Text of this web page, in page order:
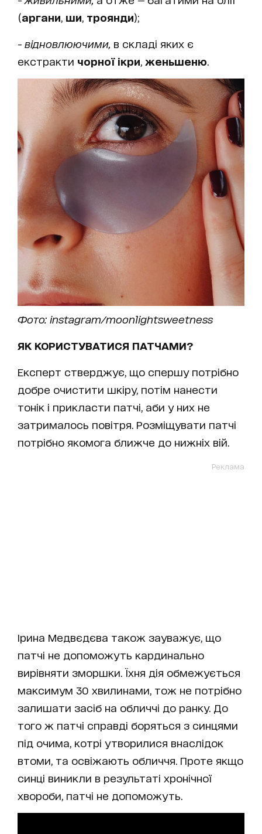
(аргани ши троянди);
- відновлюючими, в складі яких є
екстракти чорної ікри женьшеню
Фото: instagram/moonlightsweetness
ЯК КОРИСТУВАТИСЯ ПАТЧАМИ?
Експерт стверджує, що спершу потрібно
добре очистити шкіру, потім нанести
тонік і прикласти патчі, аби у них не
затрималось повітря. Розміщувати патчі
потрібно якомога ближче до нижніх вій.
Реклама
Ірина Медвєдєва також зауважує, що
патчі не допоможуть кардинально
вирівняти зморшки. Їхня дія обмежується
максимум 30 хвилинами, тож не потрібно
залишати засіб на обличчі до ранку. До
того ж патчі справді боряться з синцями
під очима, котрі утворилися внаслідок
втоми, та освіжають обличчя. Проте якщо
синці виникли в результаті хронічної
хвороби, патчі не допоможуть.